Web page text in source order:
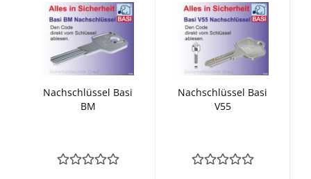
Nachschlüssel Basi
BM
Nachschlüssel Basi
V55